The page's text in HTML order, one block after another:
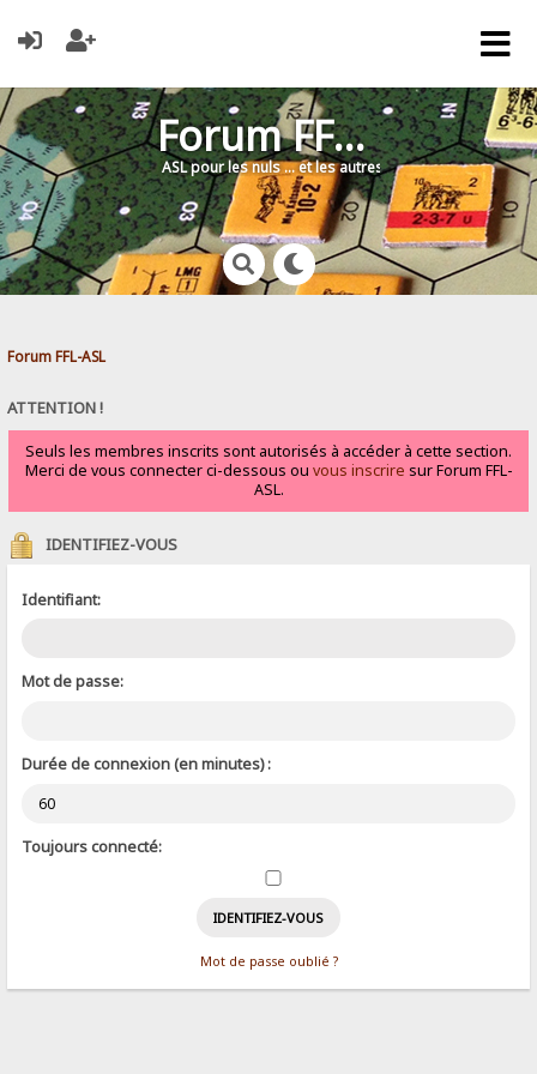
Forum FFL-ASL
ASL pour les nuls … et les autres !
Forum FFL-ASL
ATTENTION !
Seuls les membres inscrits sont autorisés à accéder à cette section.
Merci de vous connecter ci-dessous ou vous inscrire sur Forum FFL-
ASL.
IDENTIFIEZ-VOUS
Identifiant:
Mot de passe:
Durée de connexion (en minutes) :
Toujours connecté:
Mot de passe oublié ?